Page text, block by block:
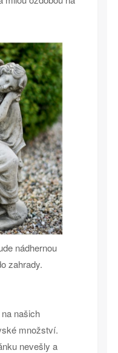
nádhernou
zahrady.
našich
množství.
nevešly a